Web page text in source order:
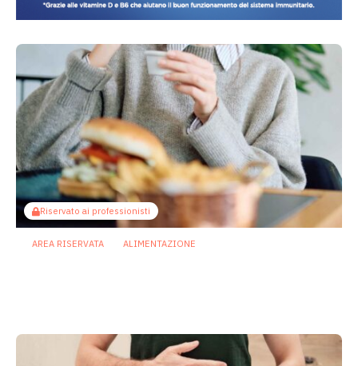
Riservato ai professionisti
AREA RISERVATA ALIMENTAZIONE